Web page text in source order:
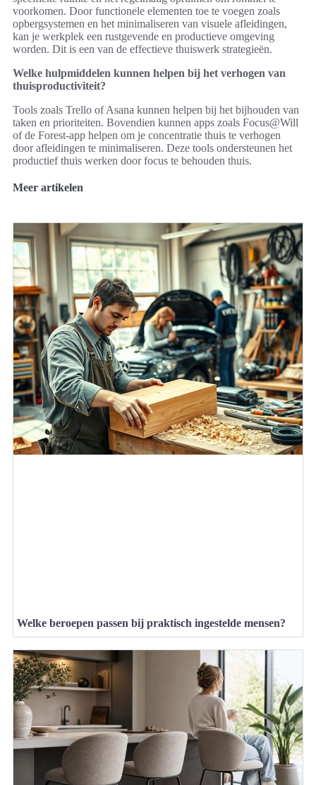
voorkomen. Door functionele elementen toe te voegen zoals
opbergsystemen en het minimaliseren van visuele afleidingen,
kan je werkplek een rustgevende en productieve omgeving
worden. Dit is een van de effectieve thuiswerk strategieën.
Welke hulpmiddelen kunnen helpen bij het verhogen van
thuisproductiviteit?
Tools zoals Trello of Asana kunnen helpen bij het bijhouden van
taken en prioriteiten. Bovendien kunnen apps zoals Focus@Will
of de Forest-app helpen om je concentratie thuis te verhogen
door afleidingen te minimaliseren. Deze tools ondersteunen het
productief thuis werken door focus te behouden thuis.
Meer artikelen
Welke beroepen passen bij praktisch ingestelde mensen?